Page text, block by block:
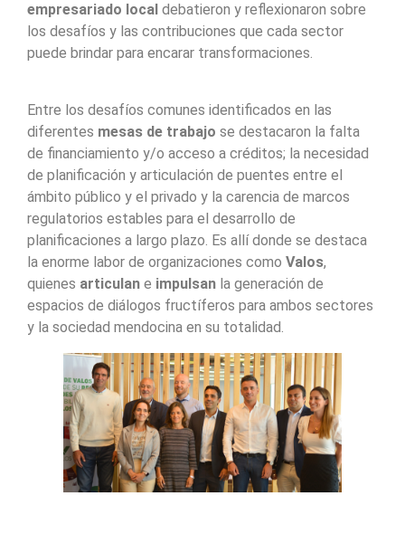
empresariado local debatieron y reflexionaron sobre
los desafíos y las contribuciones que cada sector
puede brindar para encarar transformaciones.
Entre los desafíos comunes identificados en las
diferentes mesas de trabajo se destacaron la falta
de financiamiento y/o acceso a créditos; la necesidad
de planificación y articulación de puentes entre el
ámbito público y el privado y la carencia de marcos
regulatorios estables para el desarrollo de
planificaciones a largo plazo. Es allí donde se destaca
la enorme labor de organizaciones como Valos,
quienes articulan e impulsan la generación de
espacios de diálogos fructíferos para ambos sectores
y la sociedad mendocina en su totalidad.